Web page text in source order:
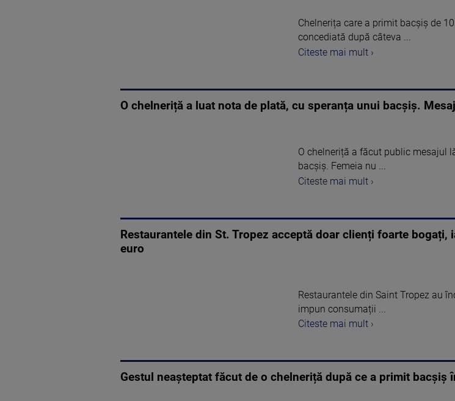
Chelnerița care a primit bacșiș de
concediată după câteva ...
Citeste mai mult ›
O chelneriță a luat nota de plată, cu speranța unui bacșiș.
O chelneriță a făcut public mesajul
bacșiș. Femeia nu ...
Citeste mai mult ›
Restaurantele din St. Tropez acceptă doar clienți foarte
euro
Restaurantele din Saint Tropez au
impun consumații ...
Citeste mai mult ›
Gestul neașteptat făcut de o chelneriță după ce a primit